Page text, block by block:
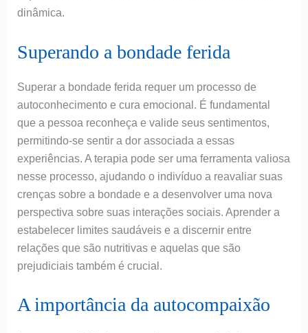
dinâmica.
Superando a bondade ferida
Superar a bondade ferida requer um processo de
autoconhecimento e cura emocional. É fundamental
que a pessoa reconheça e valide seus sentimentos,
permitindo-se sentir a dor associada a essas
experiências. A terapia pode ser uma ferramenta valiosa
nesse processo, ajudando o indivíduo a reavaliar suas
crenças sobre a bondade e a desenvolver uma nova
perspectiva sobre suas interações sociais. Aprender a
estabelecer limites saudáveis e a discernir entre
relações que são nutritivas e aquelas que são
prejudiciais também é crucial.
A importância da autocompaixão